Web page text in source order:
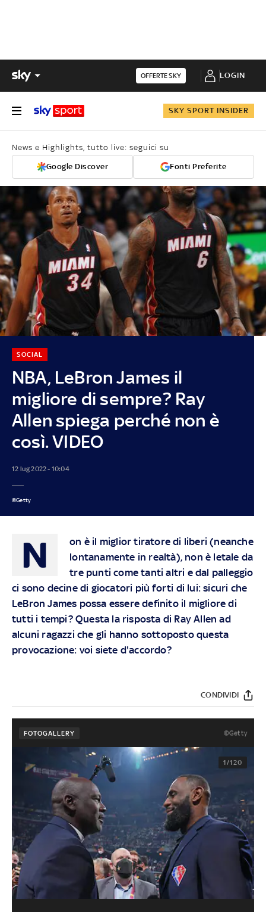
OFFERTE SKY LOGIN
SKY SPORT INSIDER
News e Highlights, tutto live: seguici su
Google Discover Fonti Preferite
NBA, LeBron James il
migliore di sempre? Ray
Allen spiega perché non è
così. VIDEO
SOCIAL
12 lug 2022 - 10:04
©Getty
N
on è il miglior tiratore di liberi (neanche
lontanamente in realtà), non è letale da
tre punti come tanti altri e dal palleggio
ci sono decine di giocatori più forti di lui: sicuri che
LeBron James possa essere definito il migliore di
tutti i tempi? Questa la risposta di Ray Allen ad
alcuni ragazzi che gli hanno sottoposto questa
provocazione: voi siete d'accordo?
CONDIVIDI
FOTOGALLERY ©Getty
1/120